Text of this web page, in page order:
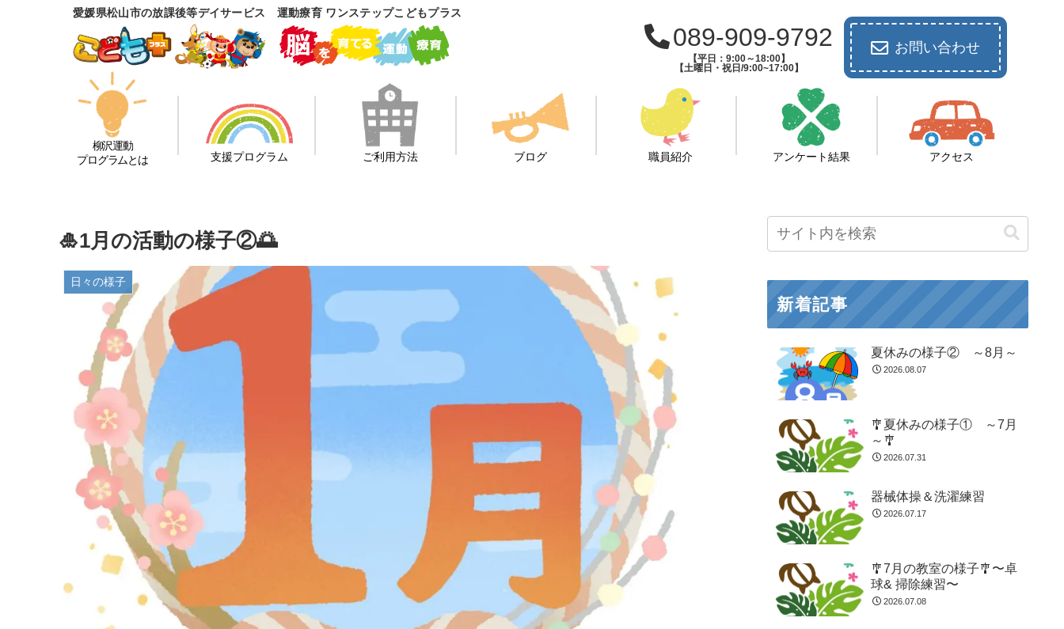
愛媛県松山市の放課後等デイサービス 運動療育 ワンステップこどもプラス
089-909-9792
【平日：9:00～18:00】
【土曜日・祝日/9:00~17:00】
お問い合わせ
柳沢運動
プログラムとは
支援プログラム ご利用方法 ブログ 職員紹介 アンケート結果 アクセス
🎍1月の活動の様子②🌅
日々の様子
新着記事
夏休みの様子② ～8月～
2026.08.07
🎐夏休みの様子① ～7月
～🎐
2026.07.31
器械体操＆洗濯練習
2026.07.17
🎐7月の教室の様子🎐〜卓
球& 掃除練習〜
2026.07.08